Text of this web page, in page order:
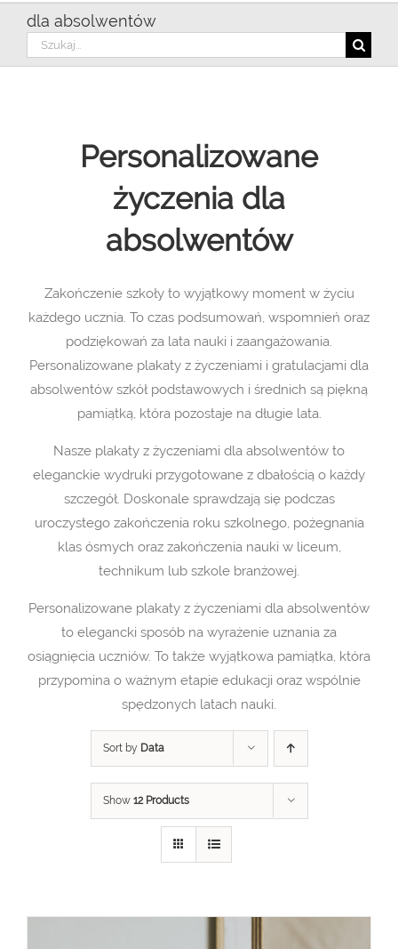
dla absolwentów
Szukaj
Personalizowane
życzenia dla
absolwentów
Zakończenie szkoły to wyjątkowy moment w życiu
każdego ucznia. To czas podsumowań, wspomnień oraz
podziękowań za lata nauki i zaangażowania.
Personalizowane plakaty z życzeniami i gratulacjami dla
absolwentów szkół podstawowych i średnich są piękną
pamiątką, która pozostaje na długie lata.
Nasze plakaty z życzeniami dla absolwentów to
eleganckie wydruki przygotowane z dbałością o każdy
szczegół. Doskonale sprawdzają się podczas
uroczystego zakończenia roku szkolnego, pożegnania
klas ósmych oraz zakończenia nauki w liceum,
technikum lub szkole branżowej.
Personalizowane plakaty z życzeniami dla absolwentów
to elegancki sposób na wyrażenie uznania za
osiągnięcia uczniów. To także wyjątkowa pamiątka, która
przypomina o ważnym etapie edukacji oraz wspólnie
spędzonych latach nauki.
Sort by Data
Show 12 Products